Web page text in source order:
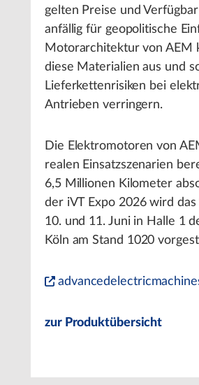
gelten Preise und
anfällig für geopolitische
Motorarchitektur von AEM
diese Materialien aus und
Lieferkettenrisiken bei
Antrieben verringern.
Die Elektromotoren von
realen Einsatzszenarien
6,5 Millionen Kilometer
der iVT Expo 2026 wird das
10. und 11. Juni in Halle 1
Köln am Stand 1020
zur Produktübersicht